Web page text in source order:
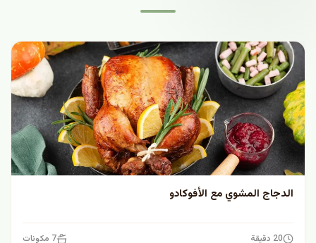
الدجاج المشوي مع الأفوكادو
20 دقيقة 7 مكونات